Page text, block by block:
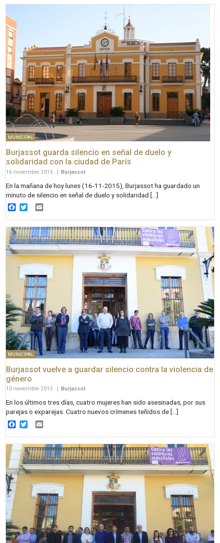
MUNICIPAL
Burjassot guarda silencio en señal de duelo y
solidaridad con la ciudad de París
16 noviembre 2015 | Burjassot
En la mañana de hoy lunes (16-11-2015), Burjassot ha guardado un
minuto de silencio en señal de duelo y solidaridad […]
Facebook
Twitter
MUNICIPAL
Burjassot vuelve a guardar silencio contra la violencia de
género
10 noviembre 2015 Burjassot
En los últimos tres días, cuatro mujeres han sido asesinadas, por sus
parejas o exparejas. Cuatro nuevos crímenes teñidos de […]
Facebook
Twitter